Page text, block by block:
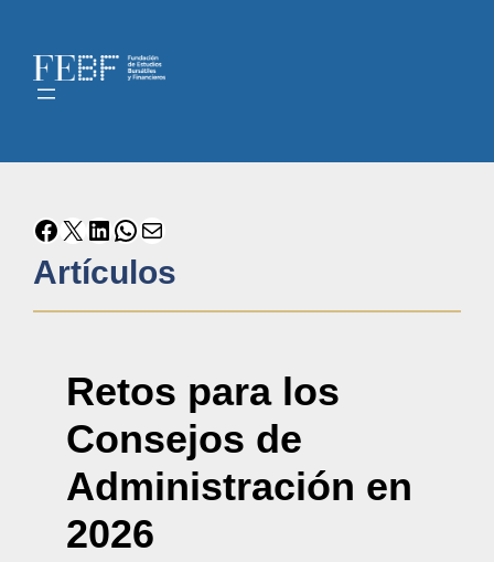
Artículos
Retos para los
Consejos de
Administración en
2026